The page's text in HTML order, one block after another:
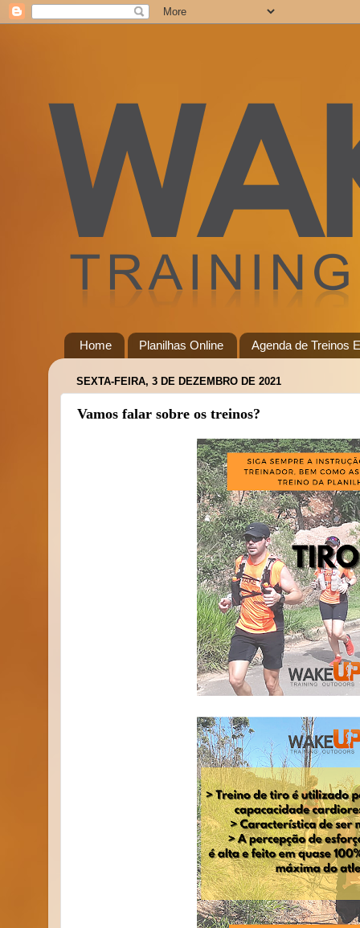
Home Planilhas Online Agenda de Treinos
SEXTA-FEIRA, 3 DE DEZEMBRO DE 2021
Vamos falar sobre os treinos?